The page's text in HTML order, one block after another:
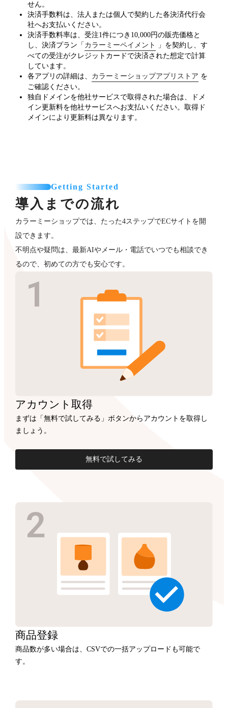
せん。
決済手数料は、法人または個人で契約した各決済代行会
社へお支払いください。
決済手数料率は、受注1件につき10,000円の販売価格と
し、決済プラン「 カラーミーペイメント
」を契約し、す
べての受注がクレジットカードで決済された想定で計算
しています。
各アプリの詳細は、 カラーミーショップアプリストア を
ご確認ください。
独自ドメインを他社サービスで取得された場合は、ドメ
イン更新料を他社サービスへお支払いください。取得ド
メインにより更新料は異なります。
Getting Started
導入までの流れ
カラーミーショップでは、たった4ステップでECサイトを開
設できます。
不明点や疑問は、最新AIやメール・電話でいつでも相談でき
るので、初めての方でも安心です。
アカウント取得
まずは「無料で試してみる」ボタンからアカウントを取得し
ましょう。
無料で試してみる
商品登録
商品数が多い場合は、CSVでの一括アップロードも可能で
す。